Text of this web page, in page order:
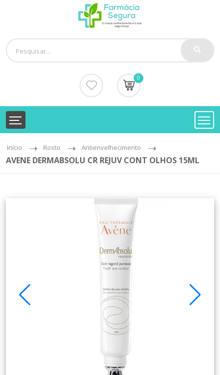
0
Início Rosto Antienvelhecimento
AVENE DERMABSOLU CR REJUV CONT OLHOS 15ML